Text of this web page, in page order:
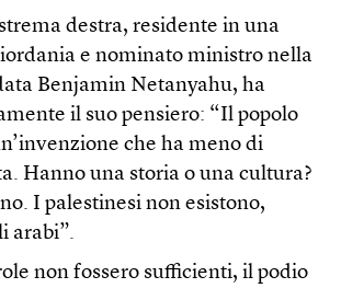
destra, residente in una
e nominato ministro nella
Benjamin Netanyahu, ha
il suo pensiero: “Il popolo
che ha meno di
Hanno una storia o una cultura?
I palestinesi non esistono,
arabi”.
non fossero sufficienti, il podio